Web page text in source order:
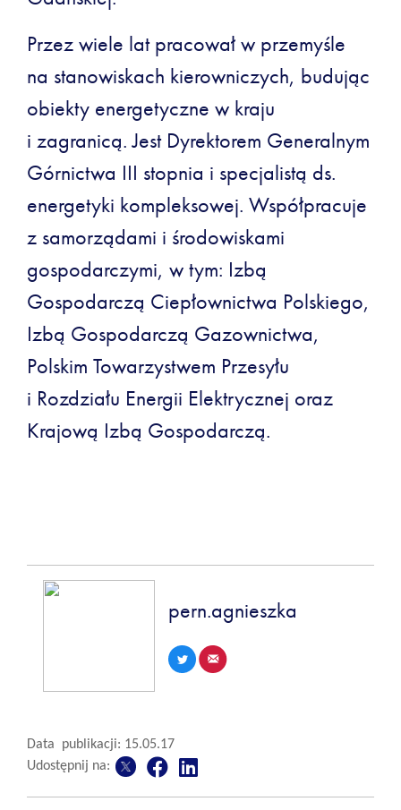
Przez wiele lat pracował w przemyśle
na stanowiskach kierowniczych, budując
obiekty energetyczne w kraju
i zagranicą. Jest Dyrektorem Generalnym
Górnictwa III stopnia i specjalistą ds.
energetyki kompleksowej. Współpracuje
z samorządami i środowiskami
gospodarczymi, w tym: Izbą
Gospodarczą Ciepłownictwa Polskiego,
Izbą Gospodarczą Gazownictwa,
Polskim Towarzystwem Przesyłu
i Rozdziału Energii Elektrycznej oraz
Krajową Izbą Gospodarczą.
pern.agnieszka
Data publikacji: 15.05.17
Udostępnij na: